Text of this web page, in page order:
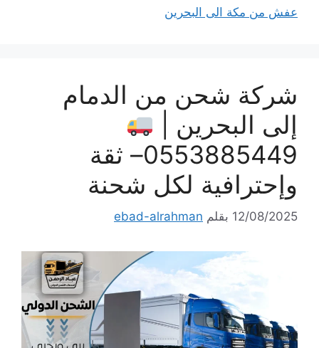
عفش من مكة الى البحرين
شركة شحن من الدمام
إلى البحرين |
0553885449– ثقة
وإحترافية لكل شحنة
12/08/2025 بقلم ebad-alrahman